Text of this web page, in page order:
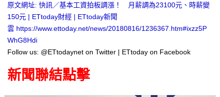
原文網址: 快訊／基本工資拍板調漲！ 月薪調為23100元、時薪變
150元 | ETtoday財經 | ETtoday新聞
雲 https://www.ettoday.net/news/20180816/1236367.htm#ixzz5P
WhG8Hdi
Follow us: @ETtodaynet on Twitter | ETtoday on Facebook
新聞聯結點擊